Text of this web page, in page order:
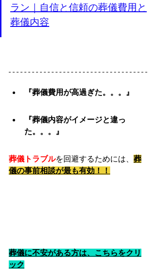
ラン｜自信と信頼の葬儀費用と
葬儀内容
『葬儀費用が高過ぎた。。。』
『葬儀内容がイメージと違っ
た。。。』
葬儀トラブルを回避するためには、 葬
儀の事前相談が最も有効！！
葬儀に不安がある方は、こちらをクリ
ック